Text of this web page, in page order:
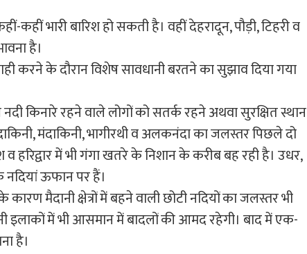
कहीं भारी बारिश हो सकती है। वहीं देहरादून, पौड़ी, टिहरी व
है।
करने के दौरान विशेष सावधानी बरतने का सुझाव दिया गया
किनारे रहने वाले लोगों को सतर्क रहने अथवा सुरक्षित स्थान
मंदाकिनी, भागीरथी व अलकनंदा का जलस्तर पिछले दो
में भी गंगा खतरे के निशान के करीब बह रही है। उधर,
ऊफान पर हैं।
मैदानी क्षेत्रों में बहने वाली छोटी नदियों का जलस्तर भी
में भी आसमान में बादलों की आमद रहेगी। बाद में एक-
है।